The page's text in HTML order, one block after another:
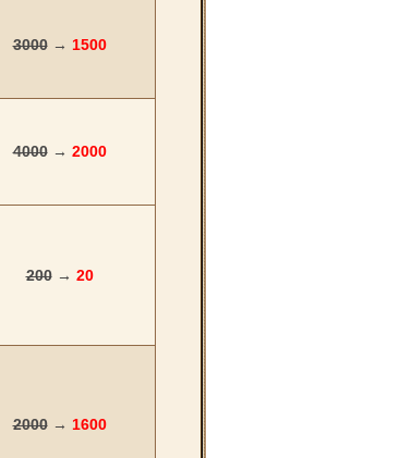
3000→ 1500
4000→ 2000
200→ 20
2000→ 1600